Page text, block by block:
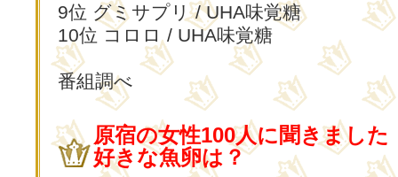
9位 グミサプリ / UHA味覚糖
10位 コロロ / UHA味覚糖
番組調べ
原宿の女性100人に聞きました
好きな魚卵は？